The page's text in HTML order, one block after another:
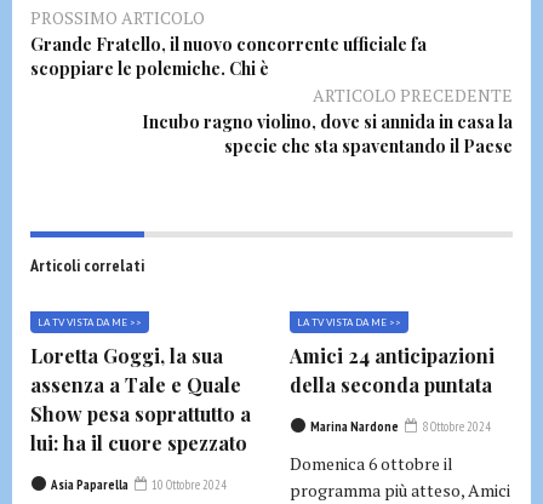
PROSSIMO ARTICOLO
Grande Fratello, il nuovo concorrente ufficiale fa
scoppiare le polemiche. Chi è
ARTICOLO PRECEDENTE
Incubo ragno violino, dove si annida in casa la
specie che sta spaventando il Paese
Articoli correlati
LA TV VISTA DA ME >>
Loretta Goggi, la sua
assenza a Tale e Quale
Show pesa soprattutto a
lui: ha il cuore spezzato
Asia Paparella 10 Ottobre 2024
LA TV VISTA DA ME >>
Amici 24 anticipazioni
della seconda puntata
Marina Nardone 8 Ottobre 2024
Domenica 6 ottobre il
programma più atteso, Amici